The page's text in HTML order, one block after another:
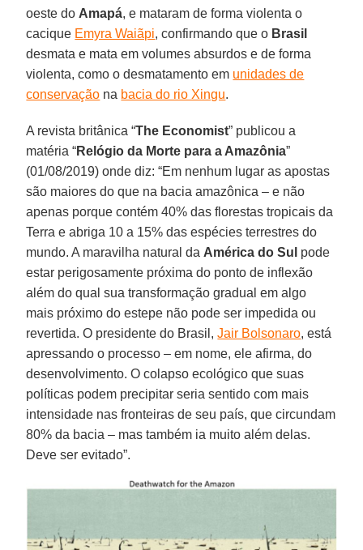
oeste do Amapá, e mataram de forma violenta o
cacique Emyra Waiãpi, confirmando que o Brasil
desmata e mata em volumes absurdos e de forma
violenta, como o desmatamento em unidades de
conservação na bacia do rio Xingu.
A revista britânica “The Economist” publicou a
matéria “Relógio da Morte para a Amazônia”
(01/08/2019) onde diz: “Em nenhum lugar as apostas
são maiores do que na bacia amazônica – e não
apenas porque contém 40% das florestas tropicais da
Terra e abriga 10 a 15% das espécies terrestres do
mundo. A maravilha natural da América do Sul pode
estar perigosamente próxima do ponto de inflexão
além do qual sua transformação gradual em algo
mais próximo do estepe não pode ser impedida ou
revertida. O presidente do Brasil,Jair Bolsonaro, está
apressando o processo – em nome, ele afirma, do
desenvolvimento. O colapso ecológico que suas
políticas podem precipitar seria sentido com mais
intensidade nas fronteiras de seu país, que circundam
80% da bacia – mas também ia muito além delas.
Deve ser evitado”.